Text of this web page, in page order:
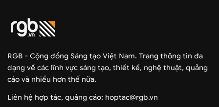
RGB - Cộng đồng Sáng tạo Việt Nam. Trang thông tin đa
dạng về các lĩnh vực sáng tạo, thiết kế, nghệ thuật, quảng
cáo và nhiều hơn thế nữa.
Liên hệ hợp tác, quảng cáo: hoptac@rgb.vn